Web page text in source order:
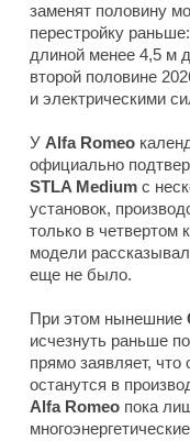
заменят половину
перестройку
длиной менее 4,5 м
второй половине
и электрическими
У Alfa Romeo
официально
STLA Medium с
установок,
только в четвертом
модели рассказывал
еще не было.
При этом нынешние
исчезнуть раньше
прямо заявляет,
останутся в
Alfa Romeo пока